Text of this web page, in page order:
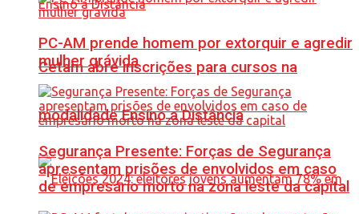
Cetam abre inscrições para cursos na
modalidade Ensino a Distância
PC-AM prende homem por extorquir e agredir
mulher grávida
Segurança Presente: Forças de Segurança
apresentam prisões de envolvidos em caso
de empresário morto na zona leste da capital